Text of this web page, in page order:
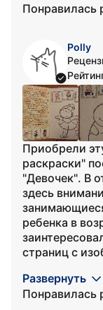
Понравилась
Polly
Приобрели
раскраски"
"Девочек". В
здесь
ребенка в
страниц с
Развернуть
Понравилась